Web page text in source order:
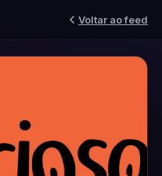
Voltar ao feed